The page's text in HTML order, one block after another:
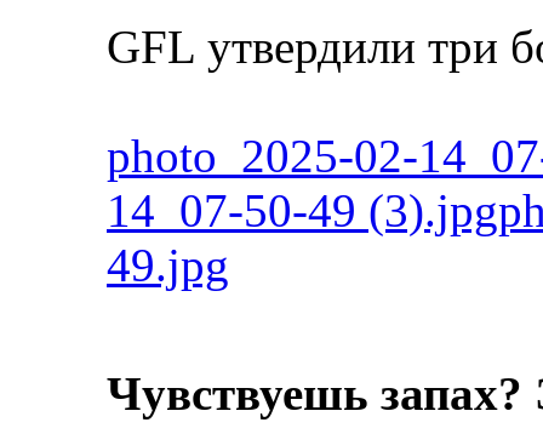
GFL утвердили три
photo_2025-02-
14_07-50-49 (3).jpg
49.jpg
Чувствуешь